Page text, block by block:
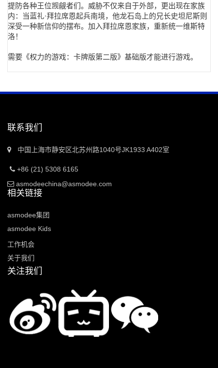
提防各种王位觊觎者们。威胁不仅来自于外部，更出现在家族
内：当蓝礼·拜拉席恩起兵南境，他龙石岛上的兄长史坦尼斯则
深受一种新信仰的摆布。加入拜拉席恩家族，重新统一维斯特
洛！
需要《权力的游戏：卡牌版第二版》基础版才能进行游戏。
联系我们
中国上海市静安区北苏州路1040号JK1933 A402室
+86 (21) 5308 6165
asmodeechina@asmodee.com
相关链接
asmodee集团
asmodee Kids
工作机会
关于我们
关注我们